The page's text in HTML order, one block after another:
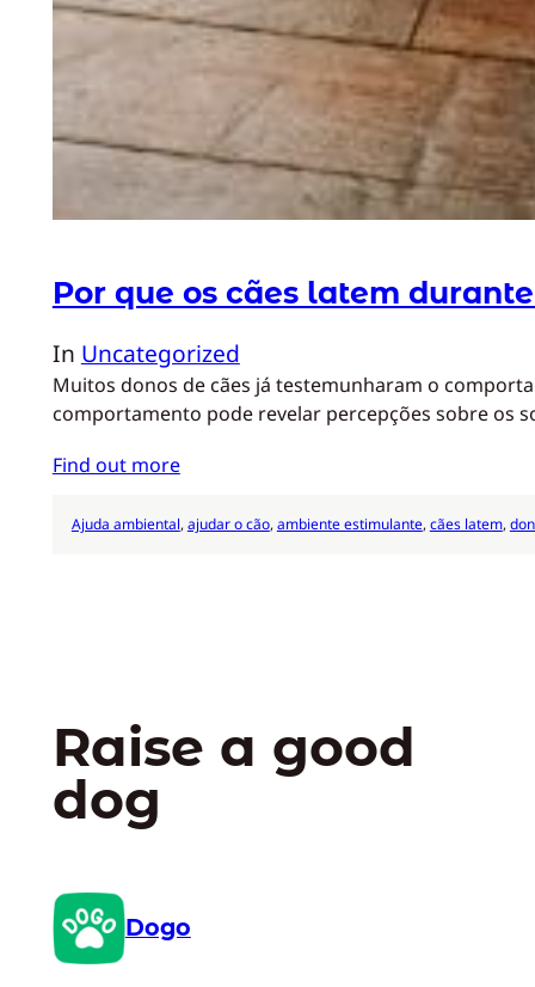
Por que os cães latem
In Uncategorized
Muitos donos de cães já testemunharam o
comportamento pode revelar percepções sobre os
Find out more
Ajuda ambiental, ajudar o cão, ambiente estimulante, cães latem,
Raise a good
dog
Dogo